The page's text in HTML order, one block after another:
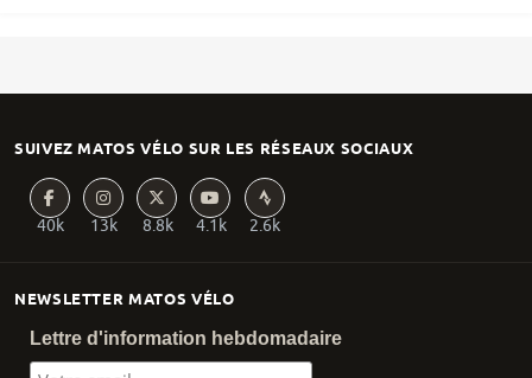
NEWSLETTER MATOS VÉLO
Lettre d'information hebdomadaire
SUIVEZ MATOS VÉLO SUR LES RÉSEAUX SOCIAUX
40k 13k 8.8k 4.1k 2.6k